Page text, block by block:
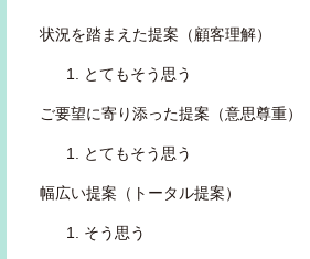
状況を踏まえた提案（顧客理解）
とてもそう思う
ご要望に寄り添った提案（意思尊重）
とてもそう思う
幅広い提案（トータル提案）
そう思う